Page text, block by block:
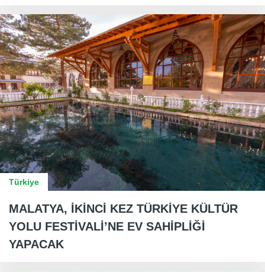
Türkiye
MALATYA, İKİNCİ KEZ TÜRKİYE KÜLTÜR
YOLU FESTİVALİ’NE EV SAHİPLİĞİ
YAPACAK